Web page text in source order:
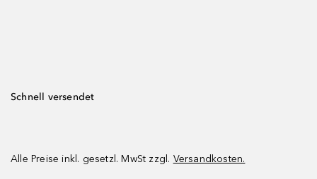
Schnell versendet
Alle Preise inkl. gesetzl. MwSt zzgl. Versandkosten.